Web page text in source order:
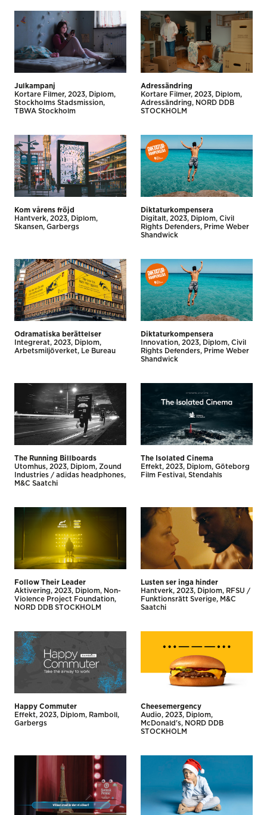
Julkampanj
Kortare Filmer 2023
Diplom
Stockholms Stadsmission
TBWA Stockholm
Adressändring
Kortare Filmer 2023
Diplom
Adressändring
NORD DDB
STOCKHOLM
Kom vårens fröjd
Hantverk 2023
Diplom
Skansen Garbergs
Diktaturkompensera
Digitalt 2023 Diplom Civil
Rights Defenders
Prime Weber
Shandwick
Odramatiska berättelser
Integrerat 2023
Diplom
Arbetsmiljöverket
Le Bureau
Diktaturkompensera
Innovation 2023 Diplom Civil
Rights Defenders
Prime Weber
Shandwick
The Running Billboards
Utomhus 2023 Diplom
Zound
Industries / adidas headphones
M&C Saatchi
The Isolated Cinema
Effekt 2023 Diplom Göteborg
Film Festival
Stendahls
Follow Their Leader
Aktivering
2023 Diplom
Non-
Violence Project Foundation
NORD DDB STOCKHOLM
Lusten ser inga hinder
Hantverk 2023 Diplom
RFSU /
Funktionsrätt Sverige
M&C
Saatchi
Happy Commuter
Effekt 2023 Diplom
Ramboll
Garbergs
Cheesemergency
Audio
2023
Diplom
McDonald's
NORD DDB
STOCKHOLM